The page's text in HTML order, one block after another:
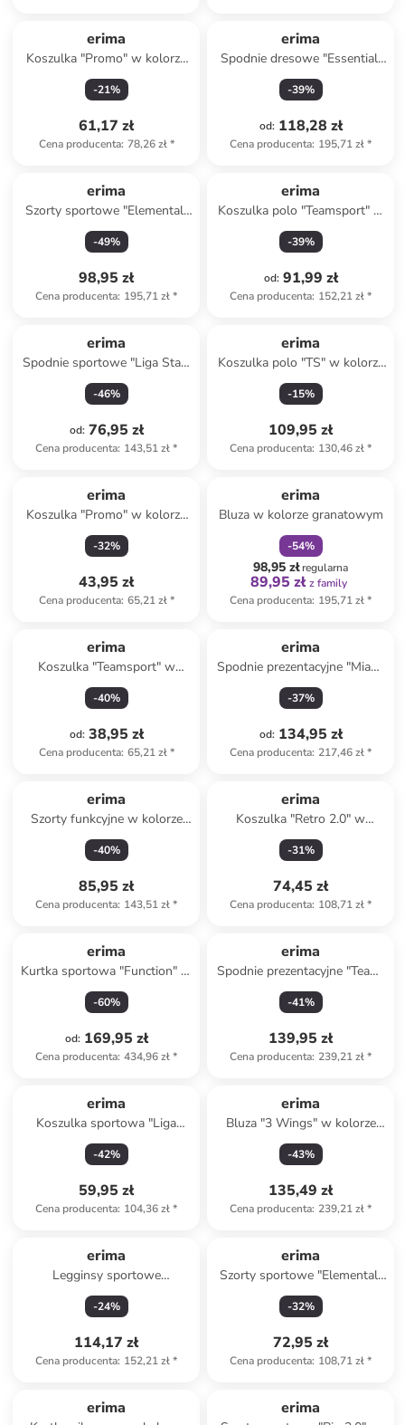
erima
Koszulka "Promo" w kolorze
czarnym
-21%
61,17 zł
Cena producenta: 78,26 zł*
erima
Spodnie dresowe "Essential"
w kolorze szarym
-39%
od: 118,28 zł
Cena producenta: 195,71 zł*
erima
Szorty sportowe "Elemental"
w kolorze czarnym
-49%
98,95 zł
Cena producenta: 195,71 zł*
erima
Koszulka polo "Teamsport" w
kolorze turkusowym
-39%
od: 91,99 zł
Cena producenta: 152,21 zł*
erima
Spodnie sportowe "Liga Star"
w kolorze czarnym
-46%
od: 76,95 zł
Cena producenta: 143,51 zł*
erima
Koszulka polo "TS" w kolorze
szarobrązowym
-15%
109,95 zł
Cena producenta: 130,46 zł*
erima
Koszulka "Promo" w kolorze
jasnozielonym
-32%
43,95 zł
Cena producenta: 65,21 zł*
erima
Bluza w kolorze granatowym
-54%
98,95 złregularna
89,95 zł z family
Cena producenta: 195,71 zł*
erima
Koszulka "Teamsport" w
kolorze antracytowym
-40%
od: 38,95 zł
Cena producenta: 65,21 zł*
erima
Spodnie prezentacyjne "Miami
3.0" w kolorze czarnym
-37%
od: 134,95 zł
Cena producenta: 217,46 zł*
erima
Szorty funkcyjne w kolorze
czarnym
-40%
85,95 zł
Cena producenta: 143,51 zł*
erima
Koszulka "Retro 2.0" w
kolorze białym
-31%
74,45 zł
Cena producenta: 108,71 zł*
erima
Kurtka sportowa "Function" w
kolorze granatowym
-60%
od: 169,95 zł
Cena producenta: 434,96 zł*
erima
Spodnie prezentacyjne "Team"
w kolorze czarnym
-41%
139,95 zł
Cena producenta: 239,21 zł*
erima
Koszulka sportowa "Liga
Trikot" w kolorze błękitnym
-42%
59,95 zł
Cena producenta: 104,36 zł*
erima
Bluza "3 Wings" w kolorze
czarnym
-43%
135,49 zł
Cena producenta: 239,21 zł*
erima
Legginsy sportowe
"Elemental" w kolorze
czerwonym
-24%
114,17 zł
Cena producenta: 152,21 zł*
erima
Szorty sportowe "Elemental"
w kolorze niebieskim
-32%
72,95 zł
Cena producenta: 108,71 zł*
erima erima